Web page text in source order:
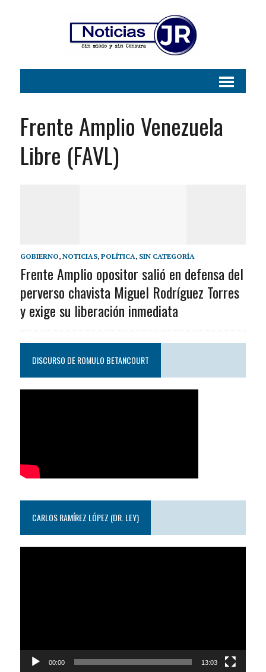
Frente Amplio Venezuela
Libre (FAVL)
GOBIERNO, NOTICIAS, POLÍTICA, SIN CATEGORÍA
Frente Amplio opositor salió en defensa del
perverso chavista Miguel Rodríguez Torres
y exige su liberación inmediata
DISCURSO DE ROMULO BETANCOURT
CARLOS RAMÍREZ LÓPEZ (DR. LEY)
00:00 13:03